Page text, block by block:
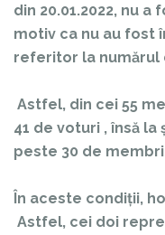
din 20.01.2022, nu
motiv ca nu au fost
referitor la numărul
Astfel, din cei 55
41 de voturi , însă
peste 30 de
În aceste condiții,
Astfel, cei doi